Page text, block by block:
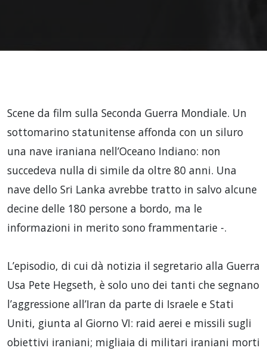
Scene da film sulla Seconda Guerra Mondiale. Un
sottomarino statunitense affonda con un siluro
una nave iraniana nell’Oceano Indiano: non
succedeva nulla di simile da oltre 80 anni. Una
nave dello Sri Lanka avrebbe tratto in salvo alcune
decine delle 180 persone a bordo, ma le
informazioni in merito sono frammentarie -.
L’episodio, di cui dà notizia il segretario alla Guerra
Usa Pete Hegseth, è solo uno dei tanti che segnano
l’aggressione all’Iran da parte di Israele e Stati
Uniti, giunta al Giorno VI: raid aerei e missili sugli
obiettivi iraniani; migliaia di militari iraniani morti